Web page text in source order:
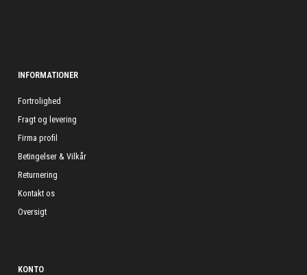
INFORMATIONER
Fortrolighed
Fragt og levering
Firma profil
Betingelser & Vilkår
Returnering
Kontakt os
Oversigt
KONTO